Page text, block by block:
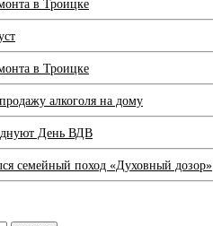
в Троицке
в Троицке
алкоголя на дому
День ВДВ
семейный поход «Духовный дозор»